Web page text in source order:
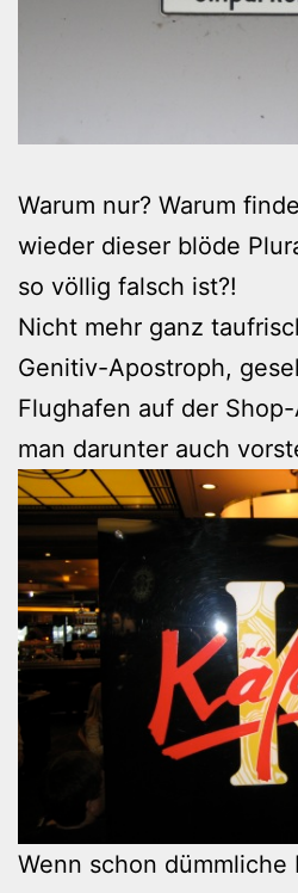
Warum nur? Warum
wieder dieser blöde
so völlig falsch ist?!
Nicht mehr ganz
Genitiv-Apostroph,
Flughafen auf der
man darunter auch
Wenn schon dümmliche